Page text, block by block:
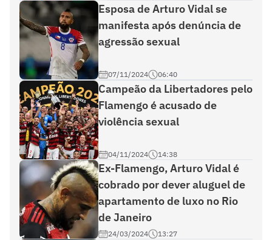
Esposa de Arturo Vidal se
manifesta após denúncia de
agressão sexual
07/11/2024 06:40
Campeão da Libertadores pelo
Flamengo é acusado de
violência sexual
04/11/2024 14:38
Ex-Flamengo, Arturo Vidal é
cobrado por dever aluguel de
apartamento de luxo no Rio
de Janeiro
24/03/2024 13:27